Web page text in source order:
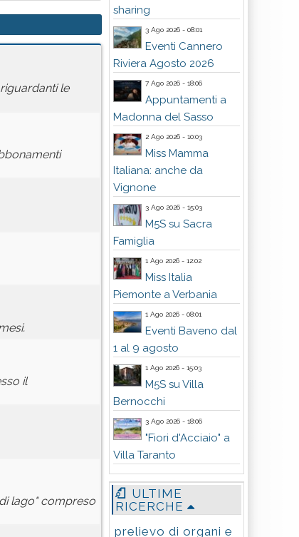
le
il
lago" compreso
sharing
3 Ago 2026 - 08:01
Eventi Cannero
Riviera Agosto 2026
7 Ago 2026 - 18:06
Appuntamenti a
Madonna del Sasso
2 Ago 2026 - 10:03
Miss Mamma
Italiana: anche da
Vignone
3 Ago 2026 - 15:03
M5S su Sacra
Famiglia
1 Ago 2026 - 12:02
Miss Italia
Piemonte a Verbania
1 Ago 2026 - 08:01
Eventi Baveno dal
1 al 9 agosto
1 Ago 2026 - 15:03
M5S su Villa
Bernocchi
3 Ago 2026 - 18:06
"Fiori d'Acciaio" a
Villa Taranto
ULTIME
RICERCHE
prelievo di organi e